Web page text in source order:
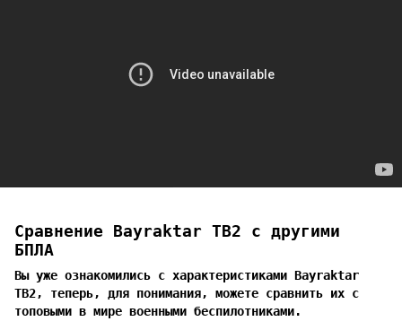
Сравнение Bayraktar TB2 с другими
БПЛА
Вы уже ознакомились с характеристиками Bayraktar
TB2, теперь, для понимания, можете сравнить их с
топовыми в мире военными беспилотниками.